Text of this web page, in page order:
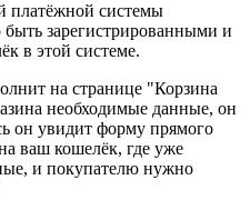
платёжной системы
зарегистрированными и
в этой системе.
на странице "Корзина
необходимые данные, он
он увидит форму прямого
ваш кошелёк, где уже
и покупателю нужно